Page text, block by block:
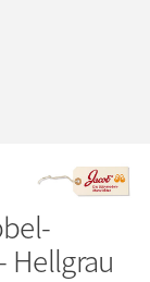
Hellgrau